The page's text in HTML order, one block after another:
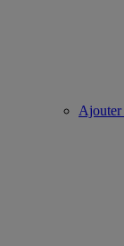
Ajouter